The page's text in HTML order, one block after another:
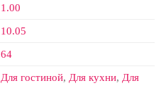
1.00
10.05
64
Для гостиной, Для кухни, Для